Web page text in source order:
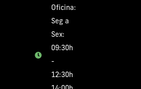
Oficina:
Seg a
Sex:
09:30h
-
12:30h